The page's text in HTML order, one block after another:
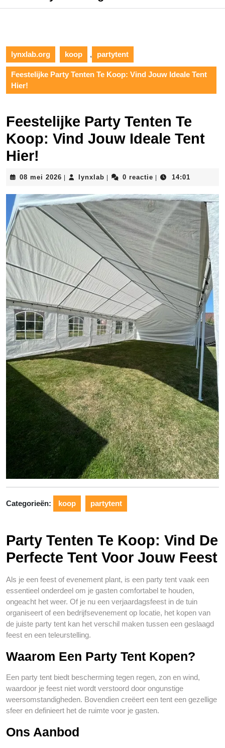
lynxlab.org koop , partytent
Feestelijke Party Tenten Te Koop: Vind Jouw Ideale Tent
Hier!
Feestelijke Party Tenten Te
Koop: Vind Jouw Ideale Tent
Hier!
08 mei 2026 08
2026
lynxlab lynxlab0 reactie 14:01
Categorieën: koop partytent
Party Tenten Te Koop: Vind De
Perfecte Tent Voor Jouw Feest
Als je een feest of evenement plant, is een party tent vaak een
essentieel onderdeel om je gasten comfortabel te houden,
ongeacht het weer. Of je nu een verjaardagsfeest in de tuin
organiseert of een bedrijfsevenement op locatie, het kopen van
de juiste party tent kan het verschil maken tussen een geslaagd
feest en een teleurstelling.
Waarom Een Party Tent Kopen?
Een party tent biedt bescherming tegen regen, zon en wind,
waardoor je feest niet wordt verstoord door ongunstige
weersomstandigheden. Bovendien creëert een tent een gezellige
sfeer en definieert het de ruimte voor je gasten.
Ons Aanbod